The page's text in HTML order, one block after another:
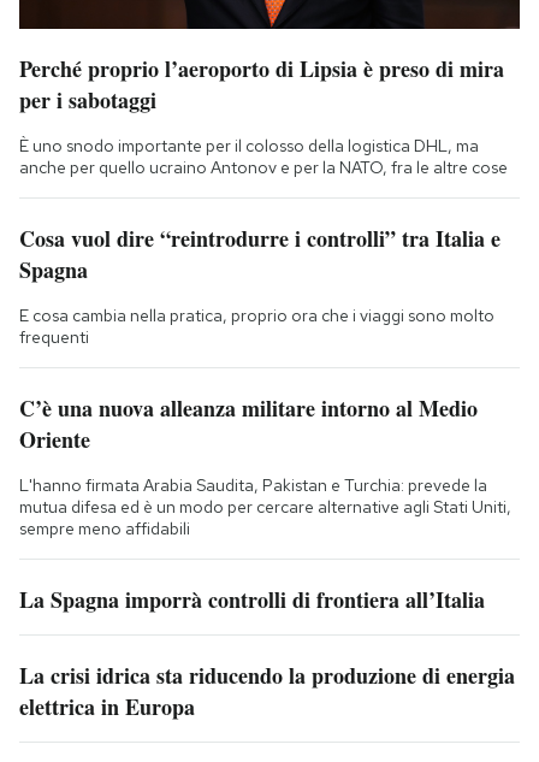
Perché proprio l’aeroporto di Lipsia è preso di mira
per i sabotaggi
È uno snodo importante per il colosso della logistica DHL, ma
anche per quello ucraino Antonov e per la NATO, fra le altre cose
Cosa vuol dire “reintrodurre i controlli” tra Italia e
Spagna
E cosa cambia nella pratica, proprio ora che i viaggi sono molto
frequenti
C’è una nuova alleanza militare intorno al Medio
Oriente
L'hanno firmata Arabia Saudita, Pakistan e Turchia: prevede la
mutua difesa ed è un modo per cercare alternative agli Stati Uniti,
sempre meno affidabili
La Spagna imporrà controlli di frontiera all’Italia
La crisi idrica sta riducendo la produzione di energia
elettrica in Europa